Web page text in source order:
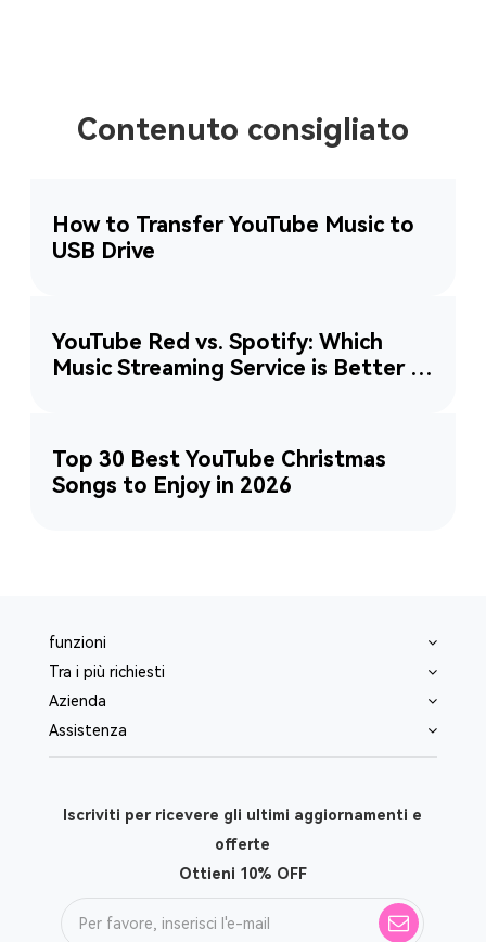
Contenuto consigliato
How to Transfer YouTube Music to
USB Drive
YouTube Red vs. Spotify: Which
Music Streaming Service is Better in
Top 30 Best YouTube Christmas
Songs to Enjoy in 2026
funzioni
Tra i più richiesti
Azienda
Assistenza
Iscriviti per ricevere gli ultimi aggiornamenti e
offerte
Ottieni 10% OFF